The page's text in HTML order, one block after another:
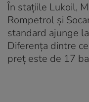
În stațiile Lukoil,
Rompetrol și
standard ajunge
Diferența dintre
preț este de 17